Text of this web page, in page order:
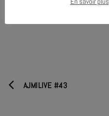
AJMILIVE #43